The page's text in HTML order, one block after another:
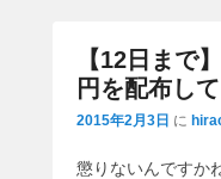
【12日まで
円を配布し
2015年2月3日 に
懲りないんですか